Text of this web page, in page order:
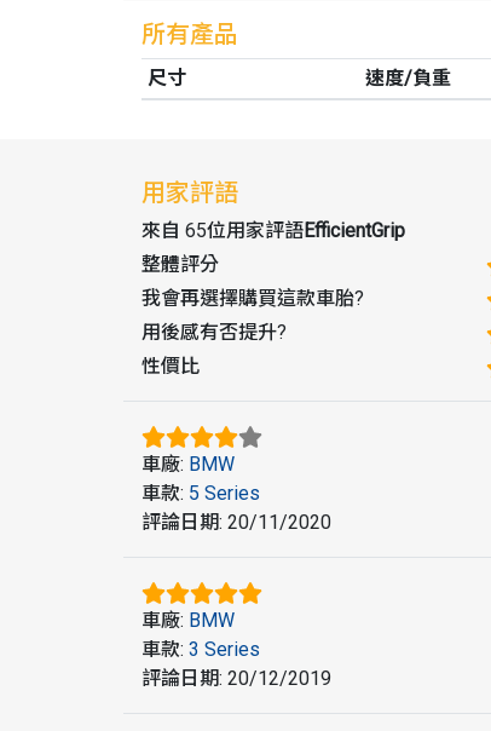
所有產品
尺寸 速度/負重
用家評語
來自 65位用家評語EfficientGrip
整體評分
我會再選擇購買這款車胎?
用後感有否提升?
性價比
車廠: BMW
車款: 5 Series
評論日期: 20/11/2020
車廠: BMW
車款: 3 Series
評論日期: 20/12/2019